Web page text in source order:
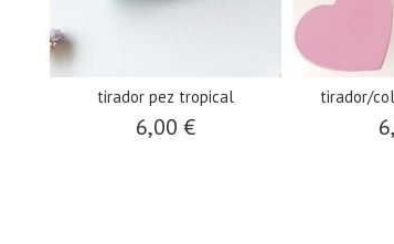
tirador pez tropical
6,00 €
tirador/